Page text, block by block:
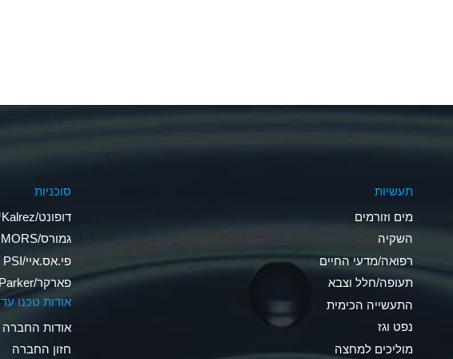
A
B
A
תעשיות
מים וזורמים
השקיה
רפואה/מדעי החיים
תעופה/חלל וצבא
התעשייה הכימית
נפט וגז
מוליכים למחצה
סוכניות
דופונט/Kalrez™
גמורס/GMORS
פי.אס.איי/PSI
פארקר/Parker
אודות טכנו עד
אודות החברה
חזון החברה